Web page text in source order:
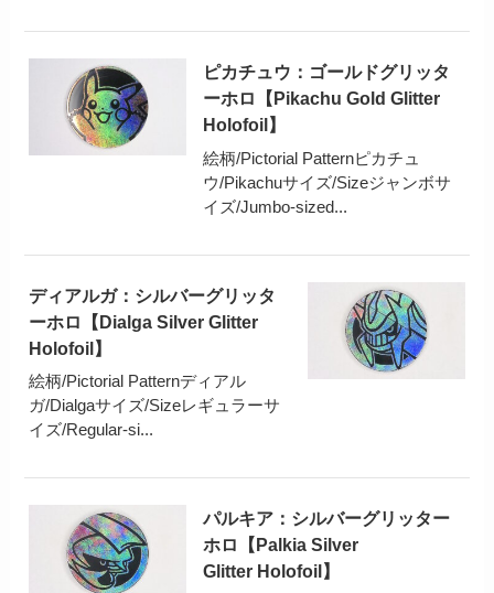
ピカチュウ：ゴールドグリッタ
ーホロ【Pikachu Gold Glitter
Holofoil】
絵柄/Pictorial Patternピカチュ
ウ/Pikachuサイズ/Sizeジャンボサ
イズ/Jumbo-sized...
ディアルガ：シルバーグリッタ
ーホロ【Dialga Silver Glitter
Holofoil】
絵柄/Pictorial Patternディアル
ガ/Dialgaサイズ/Sizeレギュラーサ
イズ/Regular-si...
パルキア：シルバーグリッター
ホロ【Palkia Silver
Glitter Holofoil】